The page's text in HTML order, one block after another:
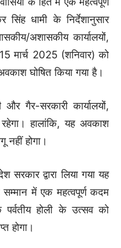
सिंह धामी के निर्देशानुसार
अशासकीय कार्यालयों,
मार्च 2025 (शनिवार) को
घोषित किया गया है।
गैर-सरकारी कार्यालयों,
रहेगा। हालांकि, यह अवकाश
नहीं होगा।
द्वारा लिया गया यह
सम्मान में एक महत्वपूर्ण कदम
पर्वतीय होली के उत्सव को
होगा।